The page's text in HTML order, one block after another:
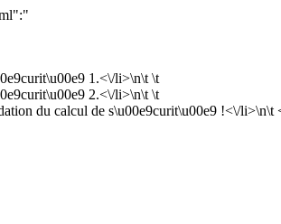
1.<\/li>\n\t \t
2.<\/li>\n\t \t
du calcul de s\u00e9curit\u00e9 !<\/